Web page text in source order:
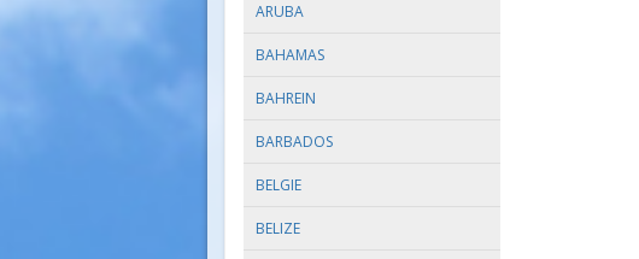
ARUBA
BAHAMAS
BAHREIN
BARBADOS
BELGIE
BELIZE